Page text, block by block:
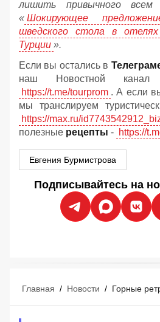
лишить привычного всем
« Шокирующее
шведского стола в
Турции ».
Если вы остались в
наш Новостной
https://t.me/tourprom . А если
мы транслируем
https://max.ru/
полезные рецепты - https://
Евгения Бурмистрова
Подписывайтесь на
Главная / Новости /